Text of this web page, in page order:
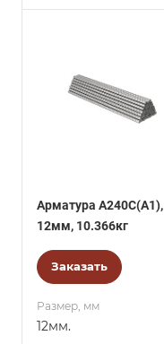
Арматура А240С(А1),
12мм, 10.366кг
Заказать
Размер, мм
12мм.